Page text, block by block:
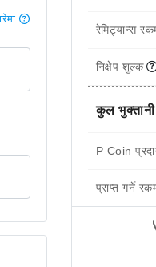
रेमिट्यान्स
निक्षेप शुल्क
कुल
P Coin
प्राप्त गर्ने